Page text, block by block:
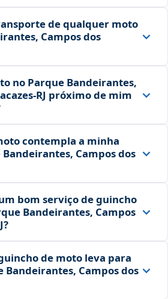
de qualquer moto
Campos dos
no Parque Bandeirantes,
próximo de mim
contempla a minha
Campos dos
bom serviço de guincho
Bandeirantes, Campos
de moto leva para
Bandeirantes, Campos dos